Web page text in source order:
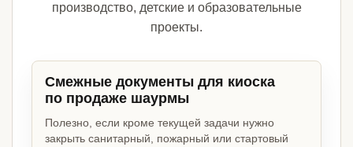
производство, детские и образовательные
проекты.
Смежные документы для киоска
по продаже шаурмы
Полезно, если кроме текущей задачи нужно
закрыть санитарный, пожарный или стартовый